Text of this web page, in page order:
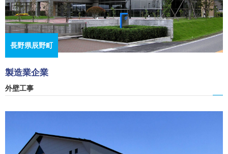
長野県辰野町
製造業企業
外壁工事